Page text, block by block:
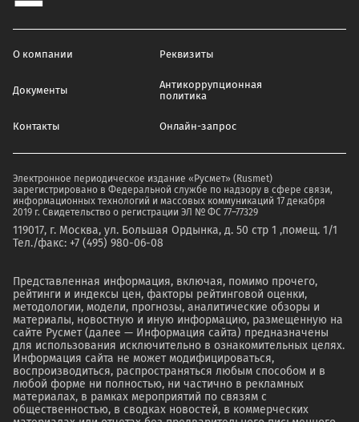
О компании Реквизиты
Документы
Антикоррупционная
политика
Контакты Онлайн-запрос
Электронное периодическое издание «Русмет» (Rusmet)
зарегистрировано в Федеральной службе по надзору в сфере связи,
информационных технологий и массовых коммуникаций 17 декабря
2019 г. Свидетельство о регистрации ЭЛ № ФС 77–77329
119017, г. Москва, ул. Большая Ордынка, д. 50 стр 1 ,помещ. 1/1
Тел./факс: +7 (495) 980-06-08
Представленная информация, включая, помимо прочего,
рейтинги и индексы цен, факторы рейтинговой оценки,
методологии, модели, прогнозы, аналитические обзоры и
материалы, новостную и иную информацию, размещенную на
сайте Русмет (далее — Информация сайта) предназначены
для использования исключительно в ознакомительных целях.
Информация сайта не может модифицироваться,
воспроизводиться, распространяться любым способом и в
любой форме ни полностью, ни частично в рекламных
материалах, в рамках мероприятий по связям с
общественностью, в сводках новостей, в коммерческих